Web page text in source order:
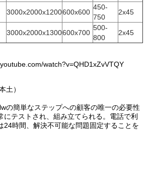
3000x2000x1200600x600
450-
750
2x45
3000x2000x1300600x700
500-
800
2x45
watch?v=QHD1xZvVTQY
土）
の簡単なステップへの顧客の唯一の必要性
にテストされ、組み立てられる。電話で利
24時間、解決不可能な問題固定することを